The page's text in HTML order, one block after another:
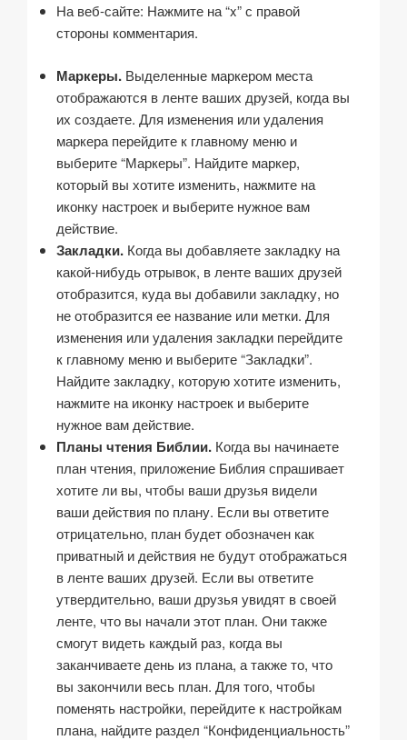
На веб-сайте: Нажмите на “x” с правой
стороны комментария.
Маркеры. Выделенные маркером места
отображаются в ленте ваших друзей, когда вы
их создаете. Для изменения или удаления
маркера перейдите к главному меню и
выберите “Маркеры”. Найдите маркер,
который вы хотите изменить, нажмите на
иконку настроек и выберите нужное вам
действие.
Закладки. Когда вы добавляете закладку на
какой-нибудь отрывок, в ленте ваших друзей
отобразится, куда вы добавили закладку, но
не отобразится ее название или метки. Для
изменения или удаления закладки перейдите
к главному меню и выберите “Закладки”.
Найдите закладку, которую хотите изменить,
нажмите на иконку настроек и выберите
нужное вам действие.
Планы чтения Библии. Когда вы начинаете
план чтения, приложение Библия спрашивает
хотите ли вы, чтобы ваши друзья видели
ваши действия по плану. Если вы ответите
отрицательно, план будет обозначен как
приватный и действия не будут отображаться
в ленте ваших друзей. Если вы ответите
утвердительно, ваши друзья увидят в своей
ленте, что вы начали этот план. Они также
смогут видеть каждый раз, когда вы
заканчиваете день из плана, а также то, что
вы закончили весь план. Для того, чтобы
поменять настройки, перейдите к настройкам
плана, найдите раздел “Конфиденциальность”